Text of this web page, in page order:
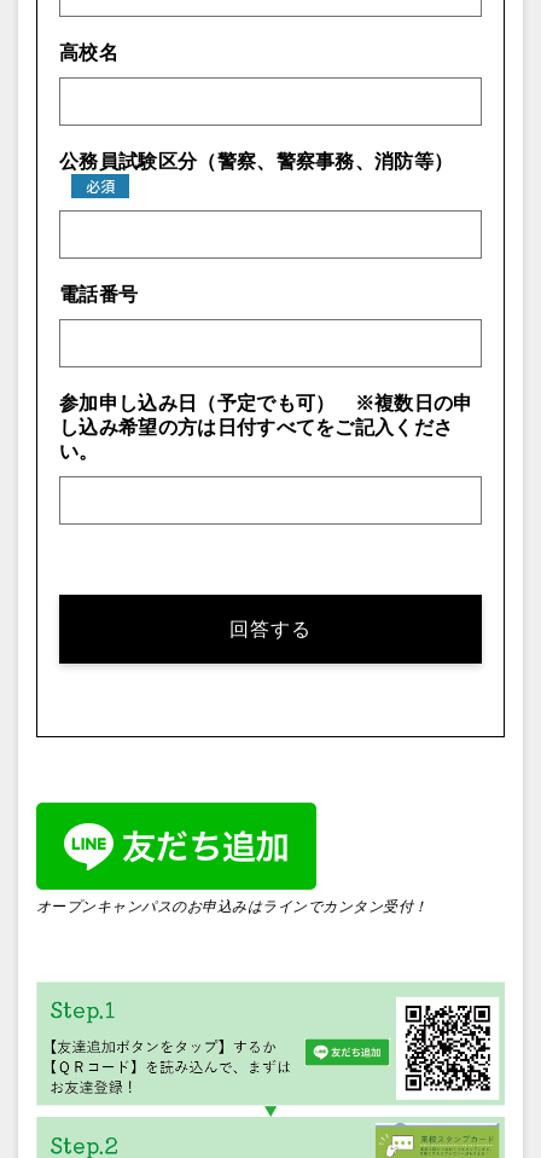
高校名
公務員試験区分（警察、警察事務、消防等）
必須
電話番号
参加申し込み日（予定でも可） ※複数日の申
し込み希望の方は日付すべてをご記入くださ
い。
回答する
オープンキャンパスのお申込みはラインでカンタン受付！